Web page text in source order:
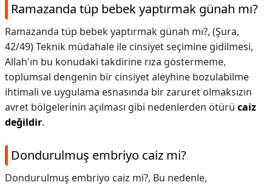
Ramazanda tüp bebek yaptırmak günah mı?
Ramazanda tüp bebek yaptırmak günah mı?, (Şura,
42/49) Teknik müdahale ile cinsiyet seçimine gidilmesi,
Allah'ın bu konudaki takdirine rıza göstermeme,
toplumsal dengenin bir cinsiyet aleyhine bozulabilme
ihtimali ve uygulama esnasında bir zaruret olmaksızın
avret bölgelerinin açılması gibi nedenlerden ötürü caiz
değildir.
Dondurulmuş embriyo caiz mi?
Dondurulmuş embriyo caiz mi?, Bu nedenle,